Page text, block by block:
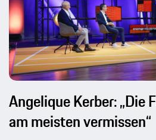
Angelique Kerber: „Die
am meisten vermissen“